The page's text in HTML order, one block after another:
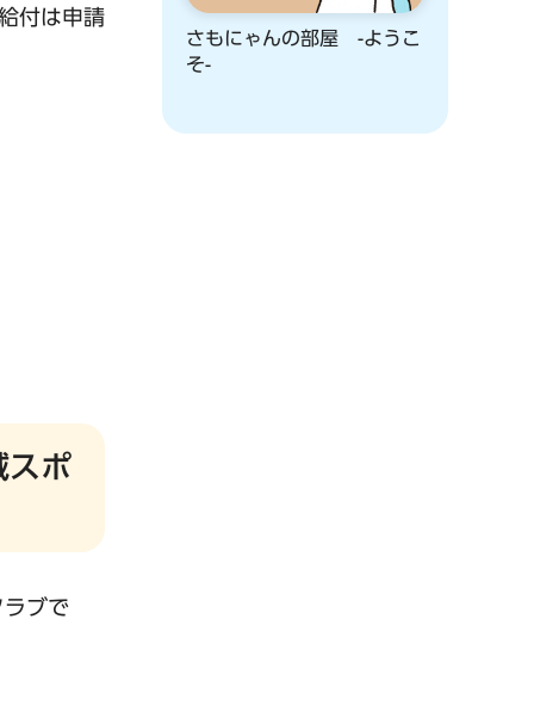
付は申請
スポ
ラブで
さもにゃんの部屋 -ようこ
そ-